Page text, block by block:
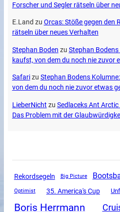
Forscher und Segler rätseln über
E.Land zu Orcas: Stöße gegen den
rätseln über neues Verhalten
Stephan Boden zu Stephan
kaufst, von dem du noch nie zuvor
Safarizu Stephan Bodens
von dem du noch nie zuvor etwas
LieberNicht zu Sedlaceks Ant
Das Problem mit der
Rekordsegeln Big Picture
Optimist 35. America's Cup
Boris Herrmann